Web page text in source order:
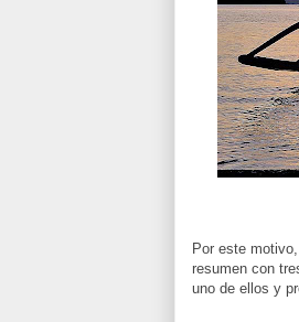
Por este
resumen con
uno de ellos y